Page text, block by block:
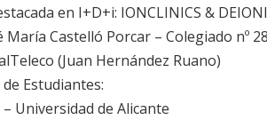
en I+D+i: IONCLINICS &
María Castelló Porcar – Colegiado nº
(Juan Hernández Ruano)
Estudiantes:
Universidad de Alicante